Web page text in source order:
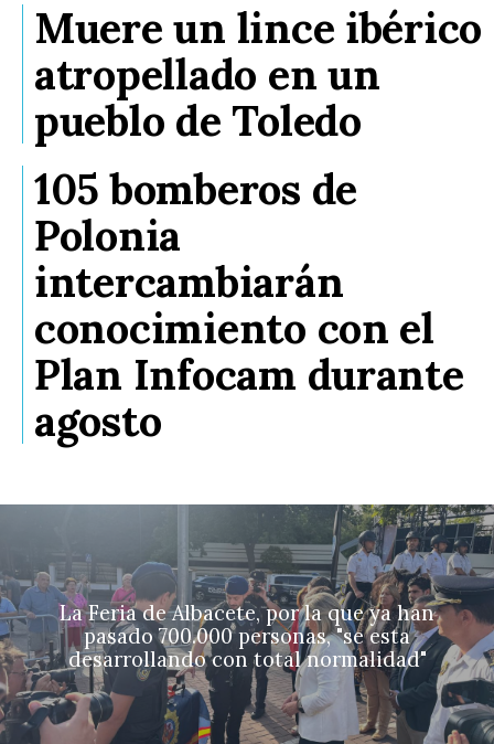
Muere un lince ibérico
atropellado en un
pueblo de Toledo
105 bomberos de
Polonia
intercambiarán
conocimiento con el
Plan Infocam durante
agosto
La Feria de Albacete, por la que ya han
pasado 700.000 personas, "se esta
desarrollando con total normalidad"